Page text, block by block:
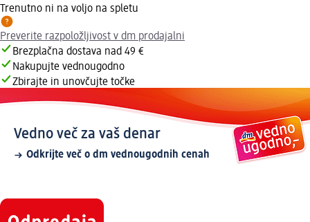
Trenutno ni na voljo na spletu
Preverite razpoložljivost v dm prodajalni
Brezplačna dostava nad 49 €
Nakupujte vednougodno
Zbirajte in unovčujte točke
Vedno več za vaš denar
Odkrijte več o dm vednougodnih cenah